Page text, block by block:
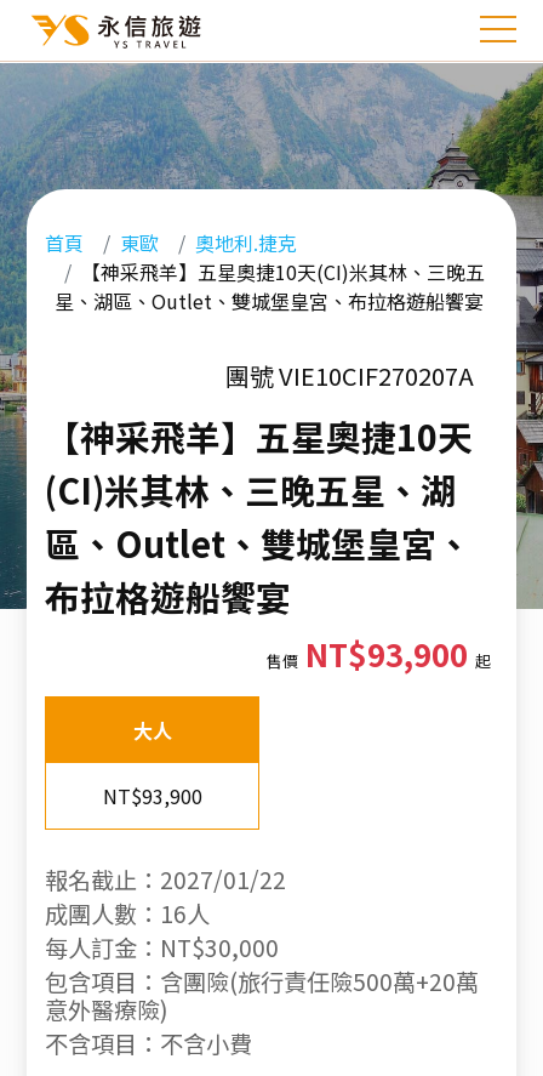
首頁 東歐
奧地利.捷克
【神采飛羊】五星奧捷10天(CI)米其林、三晚五
星、湖區、Outlet、雙城堡皇宮、布拉格遊船饗宴
團號 VIE10CIF270207A
【神采飛羊】五星奧捷10天
(CI)米其林、三晚五星、湖
區、Outlet、雙城堡皇宮、
布拉格遊船饗宴
售價NT$93,900 起
大人
NT$93,900
報名截止：2027/01/22
成團人數：16人
每人訂金：NT$30,000
包含項目：含團險(旅行責任險500萬+20萬
意外醫療險)
不含項目：不含小費